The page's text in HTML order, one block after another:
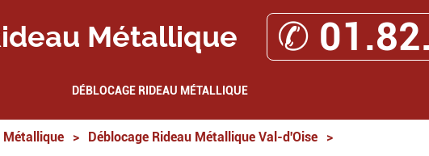
Métallique ✆
DÉBLOCAGE RIDEAU MÉTALLIQUE
Métallique > Déblocage Rideau Métallique Val-d'Oise
>